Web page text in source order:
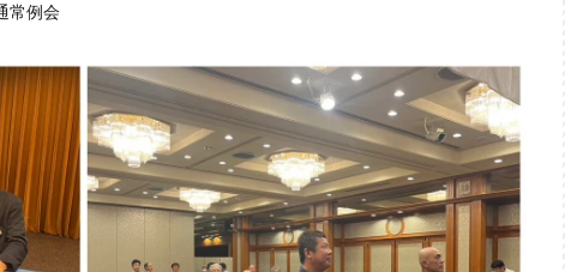
常例会